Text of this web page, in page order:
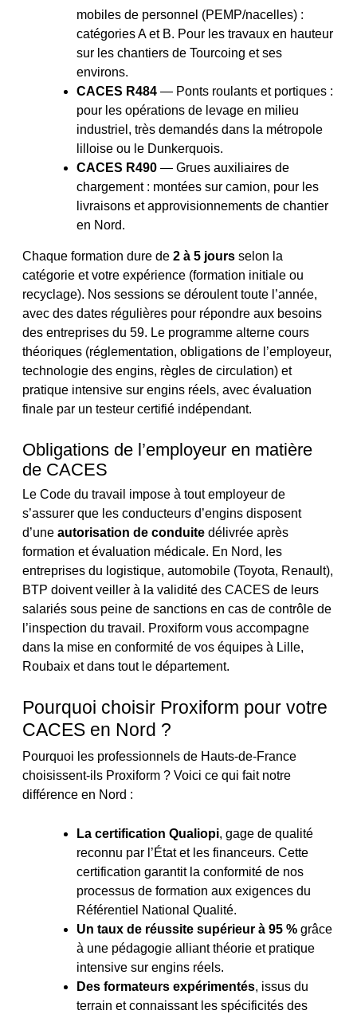
mobiles de personnel (PEMP/nacelles) :
catégories A et B. Pour les travaux en hauteur
sur les chantiers de Tourcoing et ses
environs.
CACES R484 — Ponts roulants et portiques :
pour les opérations de levage en milieu
industriel, très demandés dans la métropole
lilloise ou le Dunkerquois.
CACES R490 — Grues auxiliaires de
chargement : montées sur camion, pour les
livraisons et approvisionnements de chantier
en Nord.
Chaque formation dure de 2 à 5 jours selon la
catégorie et votre expérience (formation initiale ou
recyclage). Nos sessions se déroulent toute l’année,
avec des dates régulières pour répondre aux besoins
des entreprises du 59. Le programme alterne cours
théoriques (réglementation, obligations de l’employeur,
technologie des engins, règles de circulation) et
pratique intensive sur engins réels, avec évaluation
finale par un testeur certifié indépendant.
Obligations de l’employeur en matière
de CACES
Le Code du travail impose à tout employeur de
s’assurer que les conducteurs d’engins disposent
d’une autorisation de conduite délivrée après
formation et évaluation médicale. En Nord, les
entreprises du logistique, automobile (Toyota, Renault),
BTP doivent veiller à la validité des CACES de leurs
salariés sous peine de sanctions en cas de contrôle de
l’inspection du travail. Proxiform vous accompagne
dans la mise en conformité de vos équipes à Lille,
Roubaix et dans tout le département.
Pourquoi choisir Proxiform pour votre
CACES en Nord ?
Pourquoi les professionnels de Hauts-de-France
choisissent-ils Proxiform ? Voici ce qui fait notre
différence en Nord :
La certification Qualiopi, gage de qualité
reconnu par l’État et les financeurs. Cette
certification garantit la conformité de nos
processus de formation aux exigences du
Référentiel National Qualité.
Un taux de réussite supérieur à 95 % grâce
à une pédagogie alliant théorie et pratique
intensive sur engins réels.
Des formateurs expérimentés, issus du
terrain et connaissant les spécificités des